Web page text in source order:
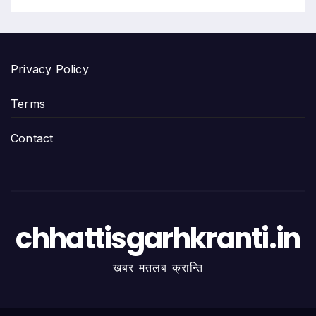
Privacy Policy
Terms
Contact
chhattisgarhkranti.in
खबर मतलब क्रान्ति